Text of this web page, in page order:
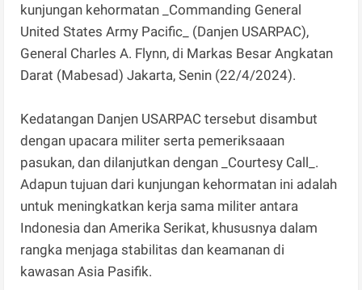
kunjungan kehormatan _Commanding General
United States Army Pacific_ (Danjen USARPAC),
General Charles A. Flynn, di Markas Besar Angkatan
Darat (Mabesad) Jakarta, Senin (22/4/2024).
Kedatangan Danjen USARPAC tersebut disambut
dengan upacara militer serta pemeriksaaan
pasukan, dan dilanjutkan dengan _Courtesy Call_.
Adapun tujuan dari kunjungan kehormatan ini adalah
untuk meningkatkan kerja sama militer antara
Indonesia dan Amerika Serikat, khususnya dalam
rangka menjaga stabilitas dan keamanan di
kawasan Asia Pasifik.